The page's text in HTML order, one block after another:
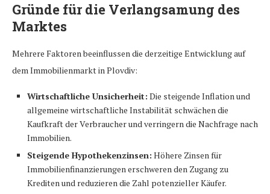
Gründe für die Verlangsamung des
Marktes
Mehrere Faktoren beeinflussen die derzeitige Entwicklung auf
dem Immobilienmarkt in Plovdiv:
Wirtschaftliche Unsicherheit: Die steigende Inflation und
allgemeine wirtschaftliche Instabilität schwächen die
Kaufkraft der Verbraucher und verringern die Nachfrage nach
Immobilien.
Steigende Hypothekenzinsen: Höhere Zinsen für
Immobilienfinanzierungen erschweren den Zugang zu
Krediten und reduzieren die Zahl potenzieller Käufer.